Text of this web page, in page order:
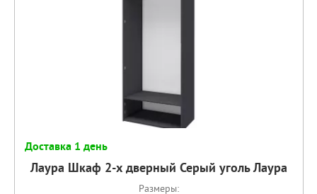
Доставка 1 день
Лаура Шкаф 2-х дверный Серый уголь Лаура
Размеры: